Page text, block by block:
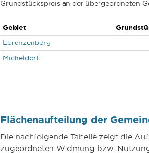
Grundstückspreis an der übergeordneten
Gebiet
Lorenzenberg
Micheldorf
Flächenaufteilung der
Die nachfolgende Tabelle zeigt die
zugeordneten Widmung bzw.